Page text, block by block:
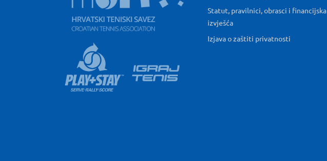
Statut, pravilnici, obrasci i financijska
izvješća
Izjava o zaštiti privatnosti